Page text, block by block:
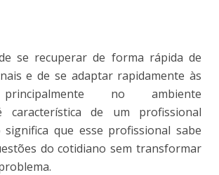
se recuperar de forma rápida de
e de se adaptar rapidamente às
principalmente no ambiente
característica de um profissional
significa que esse profissional sabe
do cotidiano sem transformar